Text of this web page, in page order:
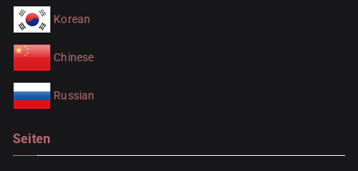
Korean
Chinese
Russian
Seiten